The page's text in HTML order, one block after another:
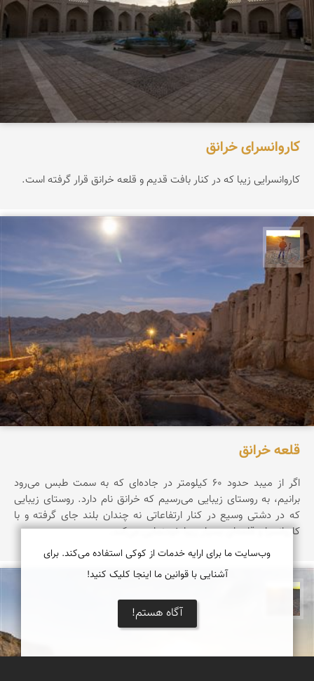
کاروانسرای خرانق
کاروانسرایی زیبا که در کنار بافت قدیم و قلعه خرانق قرار گرفته است.
قلعه خرانق
اگر از میبد حدود ۶۰ کیلومتر در جاده‌ای که به سمت طبس می‌رود
برانیم، به روستای زیبایی می‌رسیم که خرانق نام دارد. روستای زیبایی
که در دشتی وسیع در کنار ارتفاعاتی نه چندان بلند جای گرفته و با
کاروانسرا و قلعه‌ای بسیار زیبا خودنمایی می‌کند.
وب‌سایت ما برای ارایه خدمات از کوکی استفاده می‌کند. برای
آشنایی با قوانین ما اینجا کلیک کنید!
آگاه هستم!